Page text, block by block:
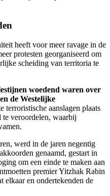
heeft voor meer ravage in de
protesten georganiseerd om
scheiding van territoria te
woedend waren over
de Westelijke
terroristische aanslagen plaats
te veroordelen, waarbij
werd in de jaren negentig
genaamd, gestart in
om een einde te maken aan
premier Yitzhak Rabin
elkaar en ondertekenden de